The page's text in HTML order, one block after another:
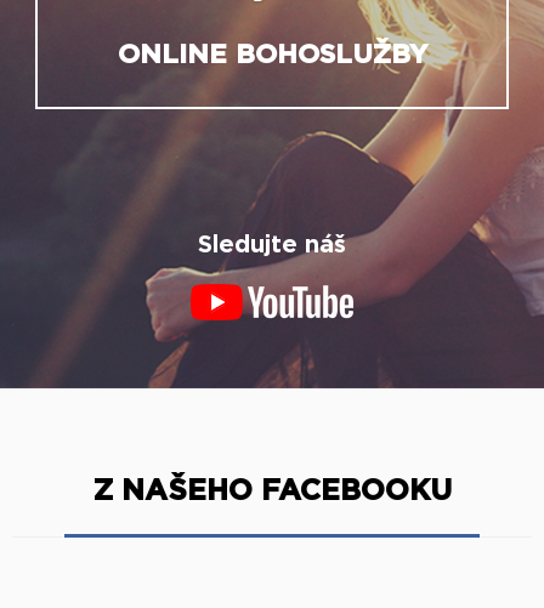
ONLINE BOHOSLUŽBY
Sledujte náš
Z NAŠEHO FACEBOOKU